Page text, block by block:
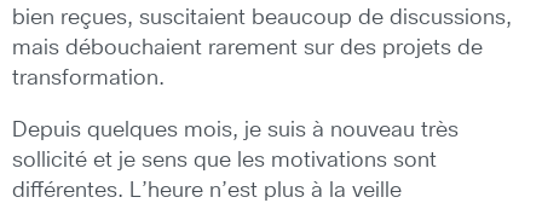
bien reçues, suscitaient beaucoup de discussions,
mais débouchaient rarement sur des projets de
transformation.
Depuis quelques mois, je suis à nouveau très
sollicité et je sens que les motivations sont
différentes. L’heure n’est plus à la veille